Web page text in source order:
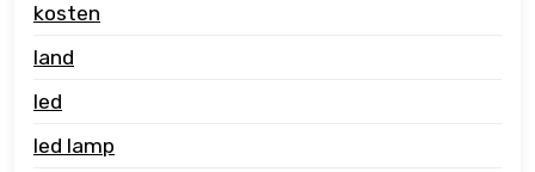
kosten
land
led
led lamp